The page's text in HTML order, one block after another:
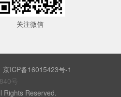
关注微信
京ICP备16015423号-1
号
Rights Reserved.